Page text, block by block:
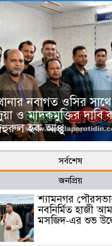
নবাগত ওসির
ও মাদকমুক্তির দাবি
হক আপ্পু
সর্বশেষ
জনপ্রিয়
শ্যামনগর
নবনির্মিত হাজী
মসজিদ-এর শুভ